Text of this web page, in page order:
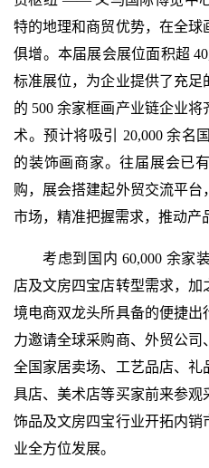
特的地理和商贸优势，在全球
俱增。本届展会展位面积超
标准展位，为企业提供了充
的 500 余家框画产业链企业
术。预计将吸引 20,000 余名
的装饰画商家。往届展会已
购，展会搭建起外贸交流平
市场，精准把握需求，推动产
考虑到国内 60,000 余家
店及文房四宝店转型需求，
境电商双龙头所具备的便捷
力邀请全球采购商、外贸公
全国家居卖场、工艺品店、
具店、美术店等买家前来参
饰品及文房四宝行业开拓内
业全方位发展。